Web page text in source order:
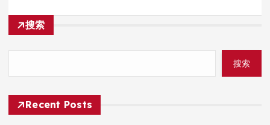
搜索
搜索
Recent Posts